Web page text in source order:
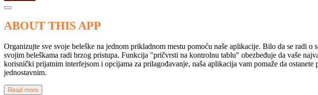
ABOUT THIS APP
Organizujte sve svoje beleške na jednom prikladnom mestu pomoću naše aplikacije. Bilo da se radi
svojim beleškama radi brzog pristupa. Funkcija "pričvrsti na kontrolnu tablu" obezbeđuje da vaše
korisnički prijatnim interfejsom i opcijama za prilagođavanje, naša aplikacija vam pomaže da
jednostavnim.
Read more